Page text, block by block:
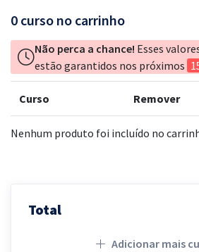
0 curso no carrinho
Não perca a chance! Esses
estão garantidos nos próximos
Curso Remover
Nenhum produto foi incluído no
Total
Adicionar mais